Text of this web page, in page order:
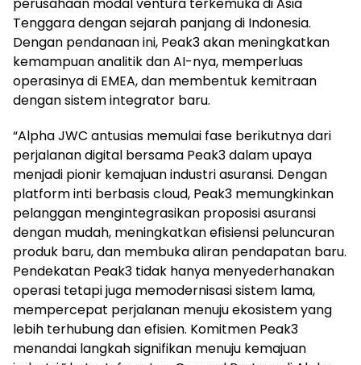
Tenggara dengan sejarah panjang di Indonesia.
Dengan pendanaan ini, Peak3 akan meningkatkan
kemampuan analitik dan AI-nya, memperluas
operasinya di EMEA, dan membentuk kemitraan
dengan sistem integrator baru.
“Alpha JWC antusias memulai fase berikutnya dari
perjalanan digital bersama Peak3 dalam upaya
menjadi pionir kemajuan industri asuransi. Dengan
platform inti berbasis cloud, Peak3 memungkinkan
pelanggan mengintegrasikan proposisi asuransi
dengan mudah, meningkatkan efisiensi peluncuran
produk baru, dan membuka aliran pendapatan baru.
Pendekatan Peak3 tidak hanya menyederhanakan
operasi tetapi juga memodernisasi sistem lama,
mempercepat perjalanan menuju ekosistem yang
lebih terhubung dan efisien. Komitmen Peak3
menandai langkah signifikan menuju kemajuan